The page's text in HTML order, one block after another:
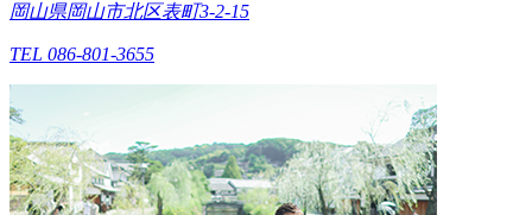
岡山県岡山市北区表町3-2-15
TEL 086-801-3655